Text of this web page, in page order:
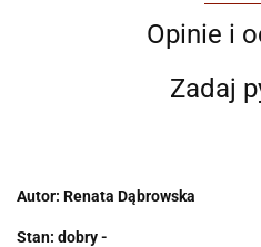
Opinie i
Zadaj
Autor: Renata Dąbrowska
Stan: dobry -